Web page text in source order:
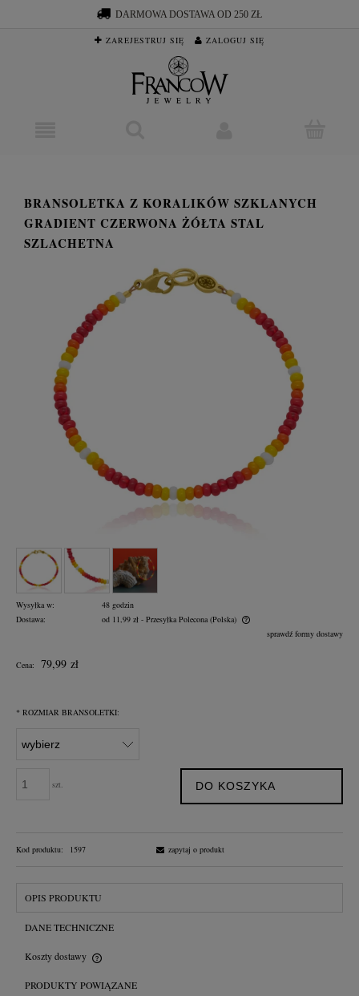
DARMOWA DOSTAWA OD 250 ZŁ
ZAREJESTRUJ SIĘ ZALOGUJ SIĘ
BRANSOLETKA Z KORALIKÓW SZKLANYCH
GRADIENT CZERWONA ŻÓŁTA STAL
SZLACHETNA
Wysyłka w:
48 godzin
Dostawa:
od 11,99 zł - Przesyłka Polecona (Polska)
sprawdź formy dostawy
Cena: 79,99 zł
* ROZMIAR BRANSOLETKI:
szt. DO KOSZYKA
Kod produktu: 1597 zapytaj o produkt
OPIS PRODUKTU
DANE TECHNICZNE
Koszty dostawy
Cena nie zawiera ewentualnych kosztów płatności
PRODUKTY POWIĄZANE